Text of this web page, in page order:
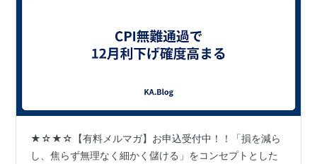
★☆★☆【有料メルマガ】お申込受付中！！「損を減ら
し、焦らず無理なく細かく儲ける」をコンセプトとした